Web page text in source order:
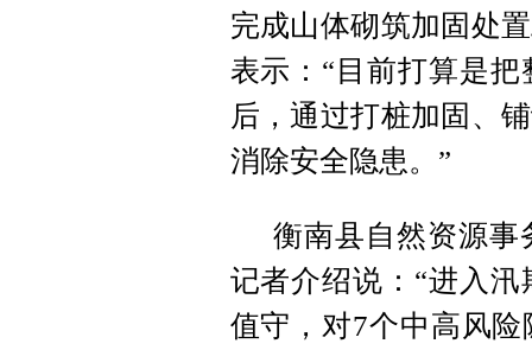
完成山体砌筑加固处
表示：“目前打算是
后，通过打桩加固、
消除安全隐患。”
衡南县自然资源事
记者介绍说：“进入
值守，对7个中高风